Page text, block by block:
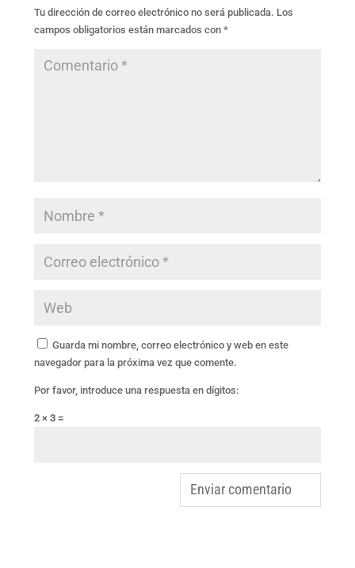
Tu dirección de correo electrónico no será publicada. Los
campos obligatorios están marcados con *
Guarda mi nombre, correo electrónico y web en este
navegador para la próxima vez que comente.
Por favor, introduce una respuesta en dígitos:
2 × 3 =